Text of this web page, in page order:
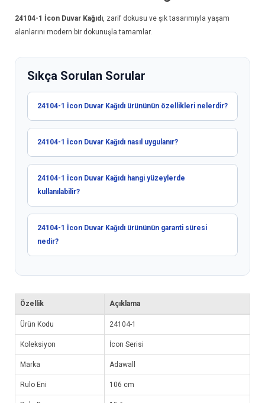
24104-1 İcon Duvar Kağıdı , zarif dokusu ve şık tasarımıyla yaşam
alanlarını modern bir dokunuşla tamamlar.
Sıkça Sorulan Sorular
24104-1 İcon Duvar Kağıdı ürününün özellikleri nelerdir?
24104-1 İcon Duvar Kağıdı nasıl uygulanır?
24104-1 İcon Duvar Kağıdı hangi yüzeylerde
kullanılabilir?
24104-1 İcon Duvar Kağıdı ürününün garanti süresi
nedir?
Özellik Açıklama
Ürün Kodu 24104-1
Koleksiyon İcon Serisi
Marka Adawall
Rulo Eni 106 cm